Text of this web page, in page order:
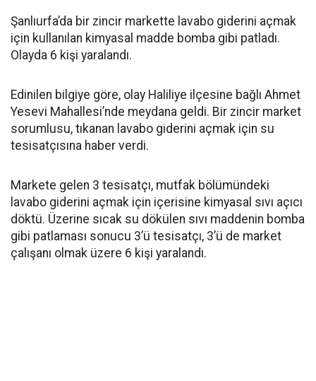
Şanlıurfa’da bir zincir markette lavabo giderini açmak
için kullanılan kimyasal madde bomba gibi patladı.
Olayda 6 kişi yaralandı.
Edinilen bilgiye göre, olay Haliliye ilçesine bağlı Ahmet
Yesevi Mahallesi’nde meydana geldi. Bir zincir market
sorumlusu, tıkanan lavabo giderini açmak için su
tesisatçısına haber verdi.
Markete gelen 3 tesisatçı, mutfak bölümündeki
lavabo giderini açmak için içerisine kimyasal sıvı açıcı
döktü. Üzerine sıcak su dökülen sıvı maddenin bomba
gibi patlaması sonucu 3’ü tesisatçı, 3’ü de market
çalışanı olmak üzere 6 kişi yaralandı.